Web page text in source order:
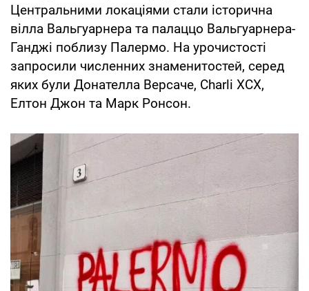
Центральними локаціями стали історична
вілла Вальгуарнера та палаццо Вальгуарнера-
Ганджі поблизу Палермо. На урочистості
запросили численних знаменитостей, серед
яких були Донателла Версаче, Charli XCX,
Елтон Джон та Марк Ронсон.